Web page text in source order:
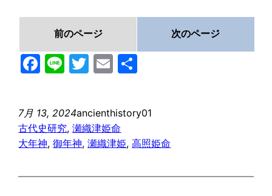
前のページ 次のページ
Facebook
LineTwitter
Email
7月 13, 2024ancienthistory01
古代史研究, 瀬織津姫命
大年神, 御年神, 瀬織津姫, 高照姫命